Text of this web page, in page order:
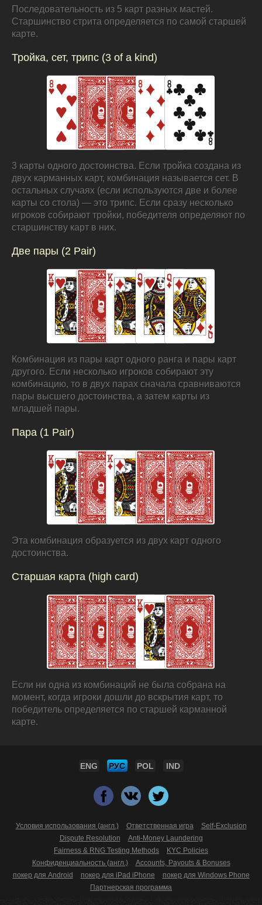
Последовательность из 5 карт разных мастей.
Старшинство стрита определяется по самой старшей
карте.
Тройка, сет, трипс (3 of a kind)
3 карты одного достоинства. Если тройка создана из
двух карманных карт, комбинация называется сет. В
остальных случаях (если используются две и более
карты со стола) — это трипс. Если сразу несколько
игроков собирают тройки, победителя определяют по
старшинству карт в них.
Две пары (2 Pair)
Комбинация из пары карт одного ранга и пары карт
другого. Если несколько игроков собирают эту
комбинацию, то в двух парах сначала сравниваются
пары высшего достоинства, а затем карты из
младшей пары.
Пара (1 Pair)
Эта комбинация образуется из двух карт одного
достоинства.
Старшая карта (high card)
Если ни одна из комбинаций не была собрана на
момент, когда игроки дошли до вскрытия карт, то
победитель определяется по старшей карманной
карте.
ENG РУС POL IND
Условия использования (англ.) Ответственная игра
Self-Exclusion
Dispute Resolution
Anti-Money Laundering
Fairness & RNG Testing Methods
KYC Policies
Конфиденциальность (англ.)
Accounts, Payouts & Bonuses
покер для Android
покер для iPad iPhone
покер для Windows Phone
Партнерская программа